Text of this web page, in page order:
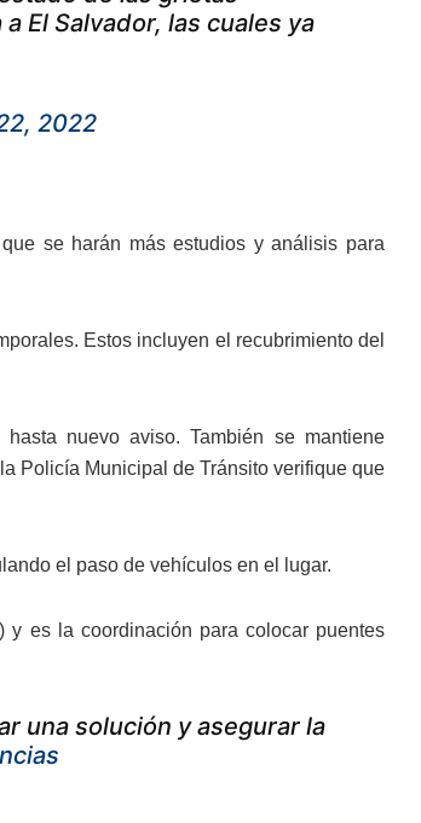
El Salvador, las cuales ya
2022
se harán más estudios y análisis para
Estos incluyen el recubrimiento del
nuevo aviso. También se mantiene
Policía Municipal de Tránsito verifique que
el paso de vehículos en el lugar.
es la coordinación para colocar puentes
una solución y asegurar la